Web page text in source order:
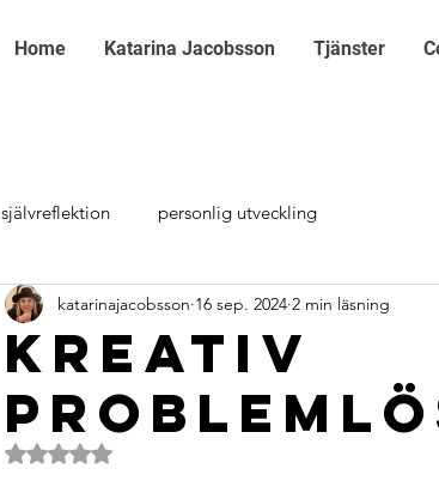
Home Katarina Jacobsson Tjänster
självreflektion personlig utveckling
Kreativ
katarinajacobsson 16 sep. 2024 2 min läsning
Betygsatt till NaN av 5 stjärnor.